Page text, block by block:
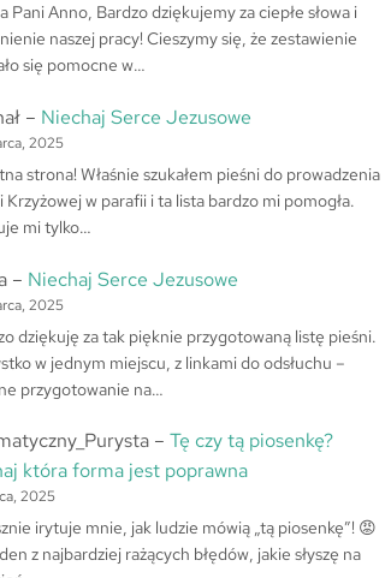
Pani Anno, Bardzo dziękujemy za ciepłe słowa i
naszej pracy! Cieszymy się, że zestawienie
się pomocne w…
– Niechaj Serce Jezusowe
2025
strona! Właśnie szukałem pieśni do prowadzenia
Krzyżowej w parafii i ta lista bardzo mi pomogła.
mi tylko…
– Niechaj Serce Jezusowe
2025
dziękuję za tak pięknie przygotowaną listę pieśni.
w jednym miejscu, z linkami do odsłuchu –
przygotowanie na…
–Tę czy tą piosenkę?
która forma jest poprawna
2025
irytuje mnie, jak ludzie mówią „tą piosenkę”! 😡
z najbardziej rażących błędów, jakie słyszę na